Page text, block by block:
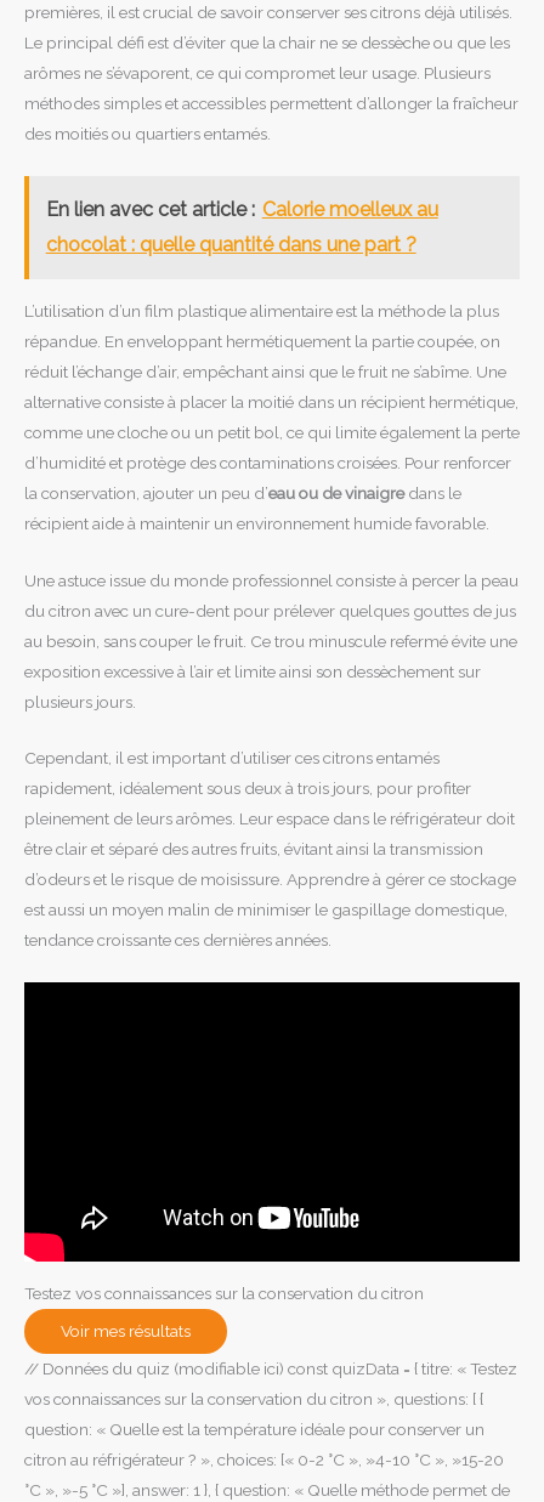
premières, il est crucial de savoir conserver ses citrons déjà utilisés.
Le principal défi est d’éviter que la chair ne se dessèche ou que les
arômes ne s’évaporent, ce qui compromet leur usage. Plusieurs
méthodes simples et accessibles permettent d’allonger la fraîcheur
des moitiés ou quartiers entamés.
En lien avec cet article : Calorie moelleux au
chocolat : quelle quantité dans une part ?
L’utilisation d’un film plastique alimentaire est la méthode la plus
répandue. En enveloppant hermétiquement la partie coupée, on
réduit l’échange d’air, empêchant ainsi que le fruit ne s’abîme. Une
alternative consiste à placer la moitié dans un récipient hermétique,
comme une cloche ou un petit bol, ce qui limite également la perte
d’humidité et protège des contaminations croisées. Pour renforcer
la conservation, ajouter un peu d’eau ou de vinaigredans le
récipient aide à maintenir un environnement humide favorable.
Une astuce issue du monde professionnel consiste à percer la peau
du citron avec un cure-dent pour prélever quelques gouttes de jus
au besoin, sans couper le fruit. Ce trou minuscule refermé évite une
exposition excessive à l’air et limite ainsi son dessèchement sur
plusieurs jours.
Cependant, il est important d’utiliser ces citrons entamés
rapidement, idéalement sous deux à trois jours, pour profiter
pleinement de leurs arômes. Leur espace dans le réfrigérateur doit
être clair et séparé des autres fruits, évitant ainsi la transmission
d’odeurs et le risque de moisissure. Apprendre à gérer ce stockage
est aussi un moyen malin de minimiser le gaspillage domestique,
tendance croissante ces dernières années.
Testez vos connaissances sur la conservation du citron
Voir mes résultats
// Données du quiz (modifiable ici) const quizData = { titre: « Testez
vos connaissances sur la conservation du citron », questions: [ {
question: « Quelle est la température idéale pour conserver un
citron au réfrigérateur ? », choices: [« 0-2 °C », »4-10 °C », »15-20
°C », »-5 °C »], answer: 1 }, { question: « Quelle méthode permet de